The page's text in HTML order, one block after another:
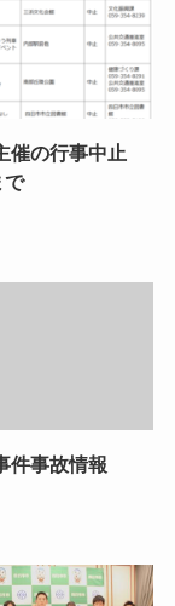
催の行事中止
で
件事故情報